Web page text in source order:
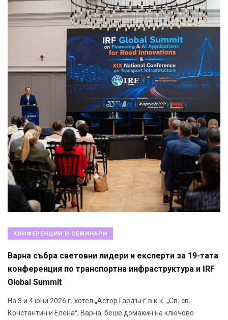
КОНФЕРЕНЦИИ И СЕМИНАРИ
Варна събра световни лидери и експерти за 19-тата
конференция по транспортна инфраструктура и IRF
Global Summit
На 3 и 4 юни 2026 г. хотел „Астор Гардън“ в к.к. „Св. св.
Константин и Елена“, Варна, беше домакин на ключово